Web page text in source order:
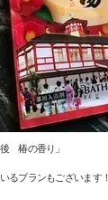
椿の香り」
るプランもございます！